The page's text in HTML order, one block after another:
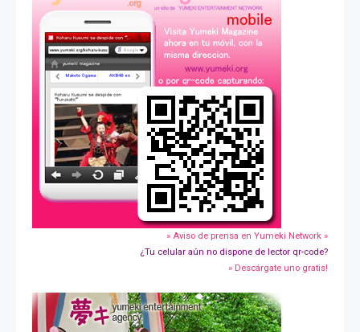
» Aviso de prensa en Yumeki Network »
¿Tu celular aún no dispone de lector qr-code?
» Descárgate uno gratis!